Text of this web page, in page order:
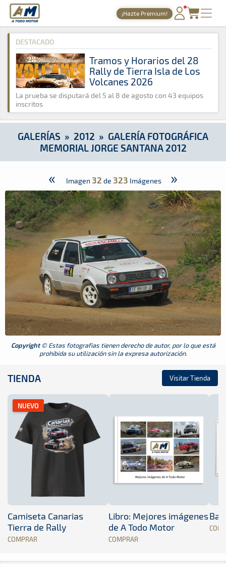
A Todo Motor · Revista del motor desde 1999
¡Hazte Premium!
PORTADA
TIEMPOS ONLINE
NOTICIAS
AGENDA
GALERÍAS
TIENDA
ARCHIVO
A Todo Motor » Galerías » 2012 » Galería Fotográfica
DESTACADO
Tramos y Horarios del 28
Rally de Tierra Isla de Los
Volcanes 2026
La prueba se disputará del 5 al 8 de agosto con 43 equipos
inscritos
GALERÍAS » 2012 » GALERÍA FOTOGRÁFICA
MEMORIAL JORGE SANTANA 2012
« Imagen 32 de 323 Imágenes »
Copyright© Estas fotografias tienen derecho de autor, por lo que está
prohibida su utilización sin la expresa autorización.
TIENDA Visitar Tienda
NUEVO
Camiseta Canarias
Tierra de Rally
COMPRAR
Libro: Mejores imágenes
de A Todo Motor
COMPRAR